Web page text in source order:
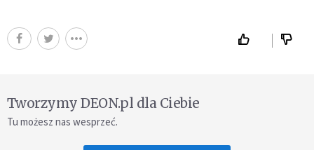
Tworzymy DEON.pl dla Ciebie
Tu możesz nas wesprzeć.